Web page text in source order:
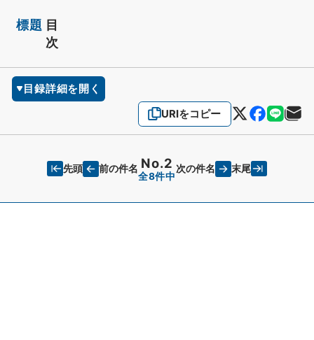
標題 目
次
目録詳細を開く
URIをコピー
先頭 前の件名 No.2
全8件中
次の件名 末尾